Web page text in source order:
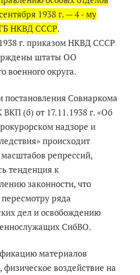
1938 г. — 4 - му
НКВД СССР.
г. приказом НКВД СССР
штаты ОО
военного округа.
постановления Совнаркома
(б) от 17.11.1938 г. «Об
надзоре и
происходит
репрессий,
тенденция к
законности, что
ряда
дел и освобождению
СибВО.
материалов
физическое воздействие на